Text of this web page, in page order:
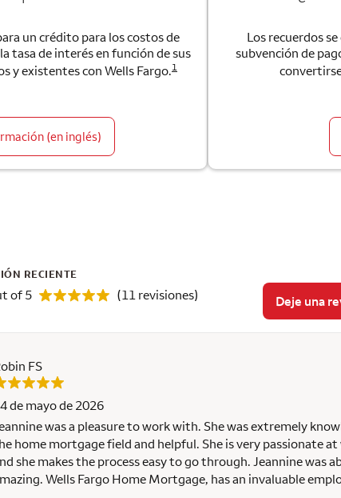
un crédito para los costos de
tasa de interés en función de sus
y existentes con Wells Fargo.1
(en inglés)
Los recuerdos
subvención de
RECIENTE
of 5 (11 revisiones) Deje una
FS
de mayo de 2026
was a pleasure to work with. She was extremely
home mortgage field and helpful. She is very passionate at
she makes the process easy to go through. Jeannine was
Wells Fargo Home Mortgage, has an invaluable